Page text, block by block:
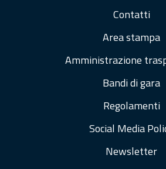
Contatti
Area stampa
Amministrazione
Bandi di gara
Regolamenti
Social Media
Newsletter